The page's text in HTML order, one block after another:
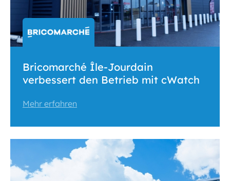
Bricomarché Île-Jourdain
verbessert den Betrieb mit cWatch
Mehr erfahren